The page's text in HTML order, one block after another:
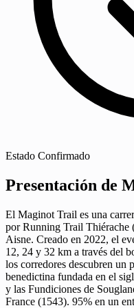
Estado Confirmado
Presentación de
El Maginot Trail es una
por Running Trail Thiérache
Aisne. Creado en 2022, el
12, 24 y 32 km a través del
los corredores descubren un
benedictina fundada en el
y las Fundiciones de
France (1543). 95% en un